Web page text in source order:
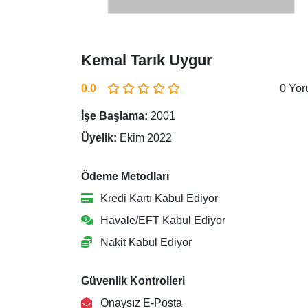
Kemal Tarık Uygur
0.0 0
İşe Başlama: 2001
Üyelik: Ekim 2022
Ödeme Metodları
Kredi Kartı Kabul Ediyor
Havale/EFT Kabul Ediyor
Nakit Kabul Ediyor
Güvenlik Kontrolleri
Onaysız E-Posta